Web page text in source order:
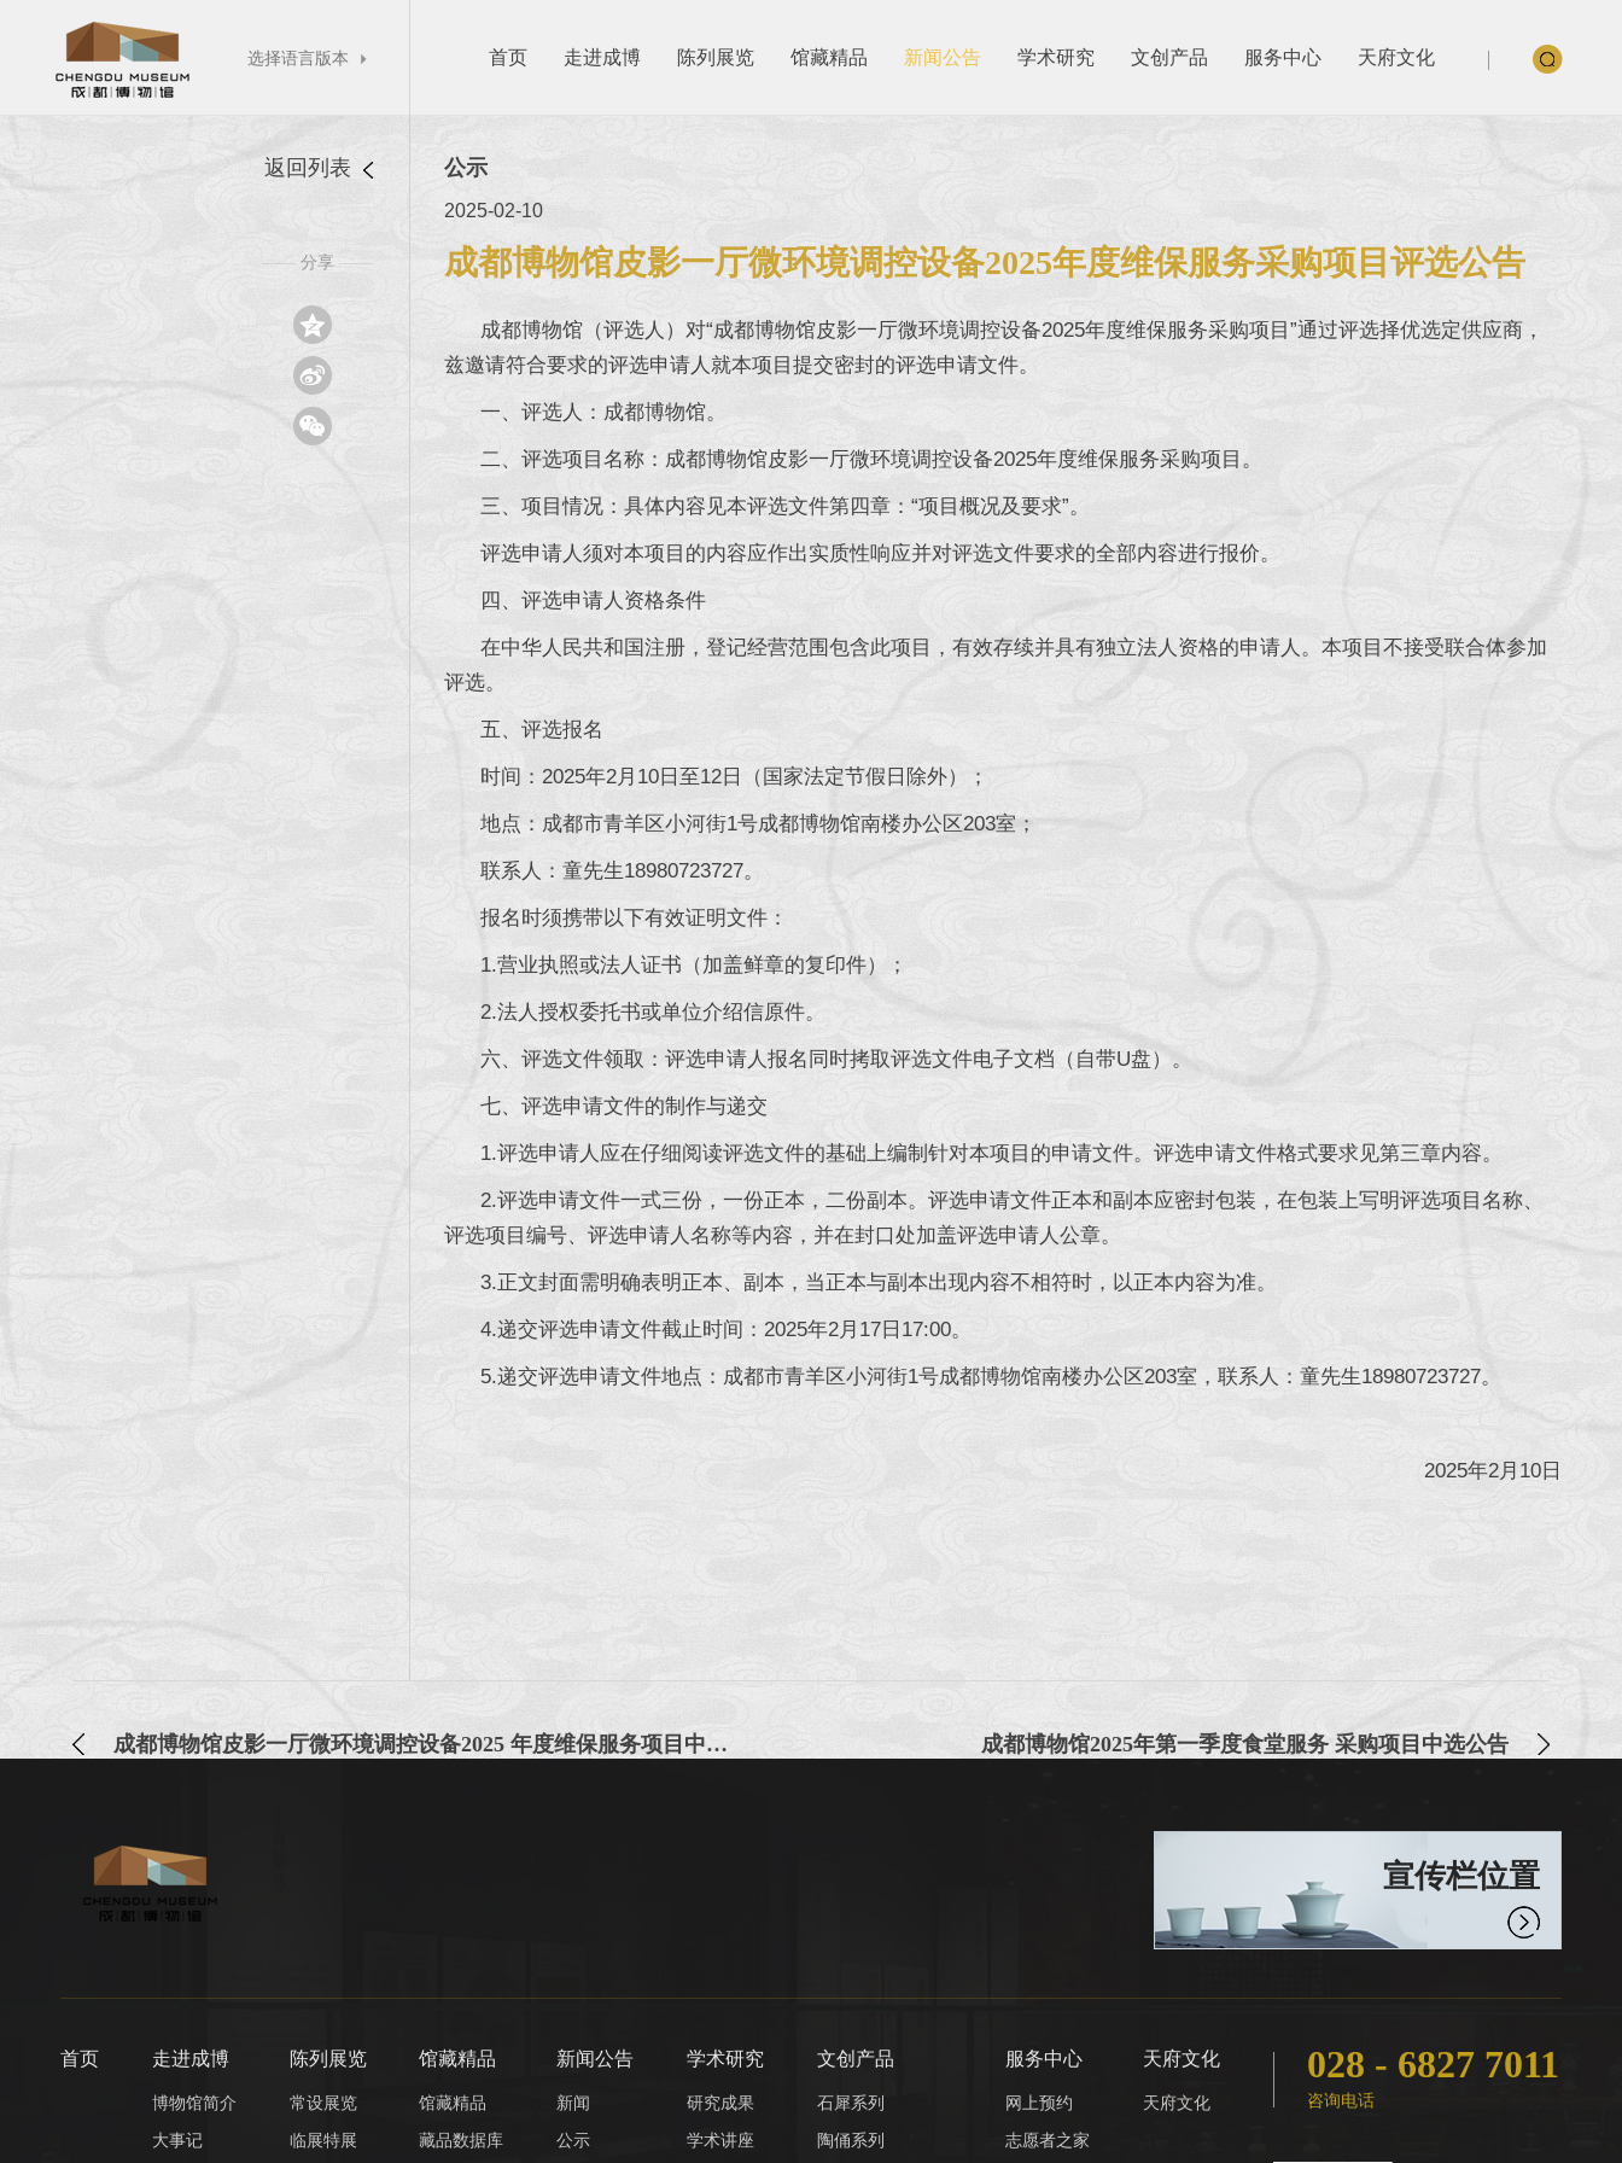
选择语言版本  首页 走进成博 陈列展览 馆藏精品 新闻公告 学术研究 文创产品 服务中心 天府文化
返回列表
—— 分享 ——



公示
2025-02-10
成都博物馆皮影一厅微环境调控设备2025年度维保服务采购项目评选公告
成都博物馆（评选人）对“成都博物馆皮影一厅微环境调控设备2025年度维保服务采购项目”通过评选择优选定供应商，
兹邀请符合要求的评选申请人就本项目提交密封的评选申请文件。
一、评选人：成都博物馆。
二、评选项目名称：成都博物馆皮影一厅微环境调控设备2025年度维保服务采购项目。
三、项目情况：具体内容见本评选文件第四章：“项目概况及要求”。
评选申请人须对本项目的内容应作出实质性响应并对评选文件要求的全部内容进行报价。
四、评选申请人资格条件
在中华人民共和国注册，登记经营范围包含此项目，有效存续并具有独立法人资格的申请人。本项目不接受联合体参加
评选。
五、评选报名
时间：2025年2月10日至12日（国家法定节假日除外）；
地点：成都市青羊区小河街1号成都博物馆南楼办公区203室；
联系人：童先生18980723727。
报名时须携带以下有效证明文件：
1.营业执照或法人证书（加盖鲜章的复印件）；
2.法人授权委托书或单位介绍信原件。
六、评选文件领取：评选申请人报名同时拷取评选文件电子文档（自带U盘）。
七、评选申请文件的制作与递交
1.评选申请人应在仔细阅读评选文件的基础上编制针对本项目的申请文件。评选申请文件格式要求见第三章内容。
2.评选申请文件一式三份，一份正本，二份副本。评选申请文件正本和副本应密封包装，在包装上写明评选项目名称、
评选项目编号、评选申请人名称等内容，并在封口处加盖评选申请人公章。
3.正文封面需明确表明正本、副本，当正本与副本出现内容不相符时，以正本内容为准。
4.递交评选申请文件截止时间：2025年2月17日17:00。
5.递交评选申请文件地点：成都市青羊区小河街1号成都博物馆南楼办公区203室，联系人：童先生18980723727。
2025年2月10日
成都博物馆皮影一厅微环境调控设备2025 年度维保服务项目中选公告 成都博物馆2025年第一季度食堂服务 采购项目中选公告
宣传栏位置
首页 走进成博
博物馆简介
大事记
陈列展览
常设展览
临展特展
馆藏精品
馆藏精品
藏品数据库
新闻公告
新闻
公示
学术研究
研究成果
学术讲座
文创产品
石犀系列
陶俑系列
服务中心
网上预约
志愿者之家
天府文化
天府文化
028 - 6827 7011
咨询电话